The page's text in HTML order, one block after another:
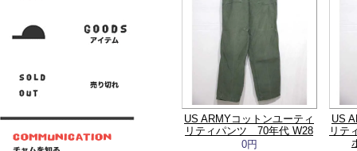
US ARMYコットンユーティ
リティパンツ 70年代 W28
0円
US
リテ